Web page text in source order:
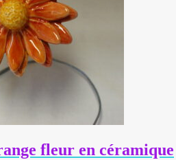
fleur en céramique